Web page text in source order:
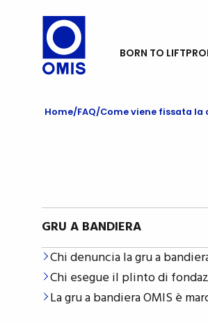
BORN TO LIFT
Home FAQ Come viene fissata
GRU A BANDIERA
Chi denuncia la gru a
Chi esegue il plinto di
La gru a bandiera OMIS è